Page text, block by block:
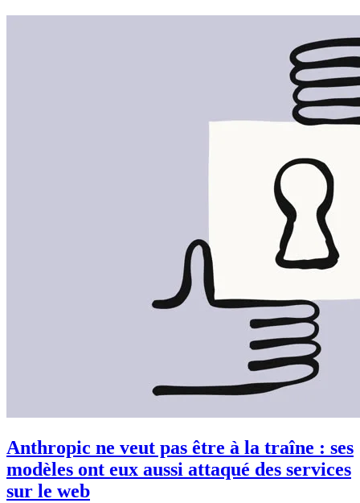
Anthropic ne veut pas être à la traîne : ses
modèles ont eux aussi attaqué des services
sur le web